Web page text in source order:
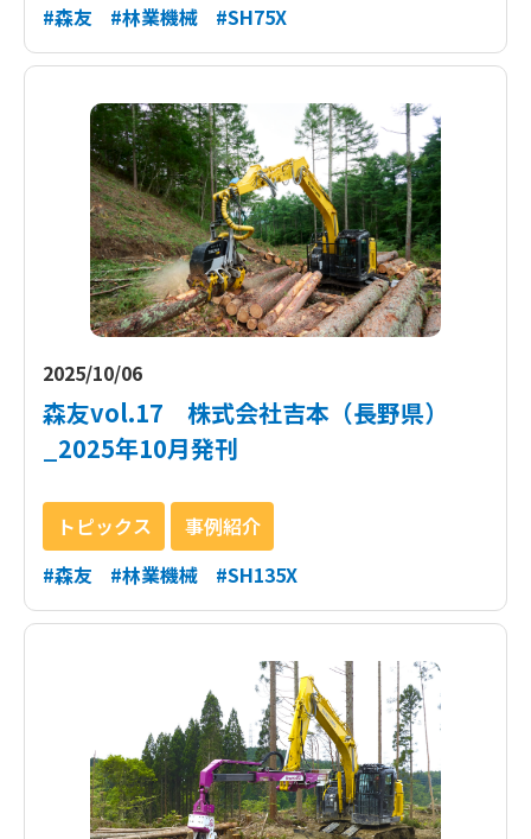
#森友
#林業機械 #SH75X
2025/10/06
森友vol.17 株式会社吉本（長野県）
_2025年10月発刊
トピックス
事例紹介
#森友
#林業機械 #SH135X